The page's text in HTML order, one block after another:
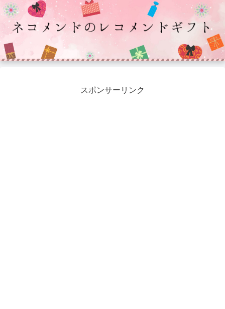
スポンサーリンク